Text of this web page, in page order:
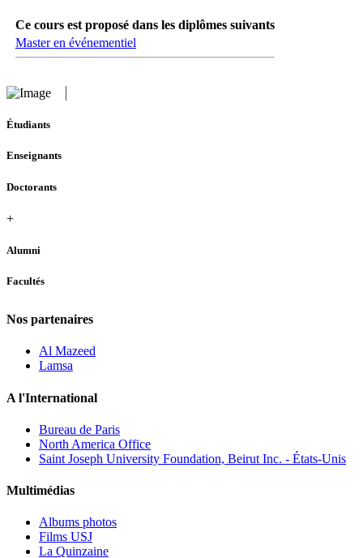
Ce cours est proposé dans les diplômes suivants
Master en événementiel
Étudiants
Enseignants
Doctorants
+
Alumni
Facultés
Nos partenaires
Al Mazeed
Lamsa
A l'International
Bureau de Paris
North America Office
Saint Joseph University Foundation, Beirut Inc. - États-Unis
Multimédias
Albums photos
Films USJ
La Quinzaine